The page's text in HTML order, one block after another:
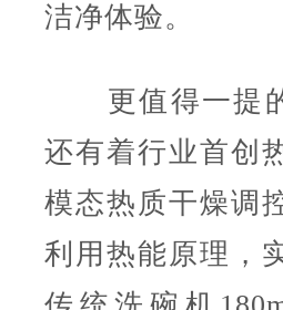
洁净体验。
更值得一提的
还有着行业首创
模态热质干燥调
利用热能原理，